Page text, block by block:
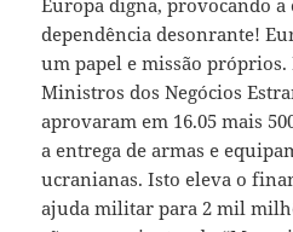
Europa digna, provocando a
dependência desonrante!
um papel e missão próprios.
Ministros dos Negócios
aprovaram em 16.05 mais
a entrega de armas e
ucranianas. Isto eleva o
ajuda militar para 2 mil